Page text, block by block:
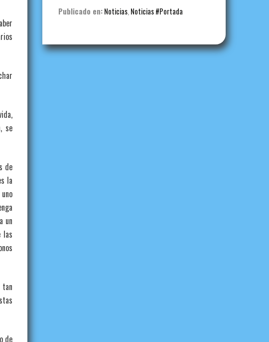
se
de
la
un
las
de
Publicado en: Noticias, Noticias #Portada